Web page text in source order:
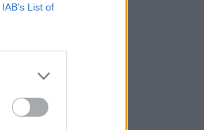
IAB’s List of